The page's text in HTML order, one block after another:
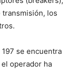
los
se encuentra
operador ha